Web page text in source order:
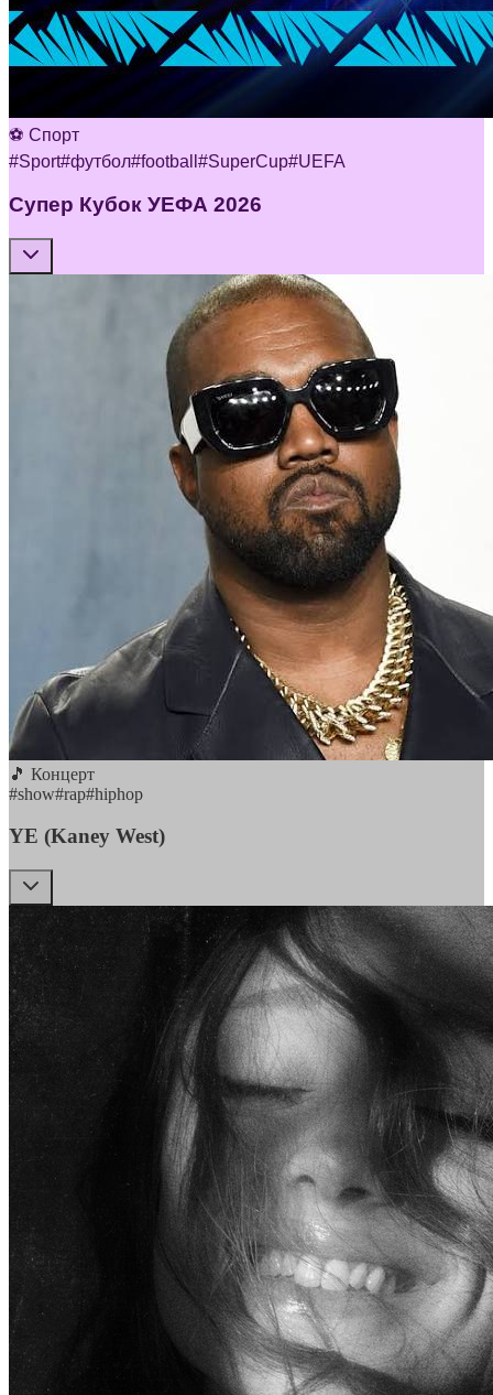
⚽ Спорт
#Sport#футбол#football #SuperCup#UEFA
Супер Кубок УЕФА 2026
🎵 Концерт
#show#rap#hiphop
YE (Kaney West)